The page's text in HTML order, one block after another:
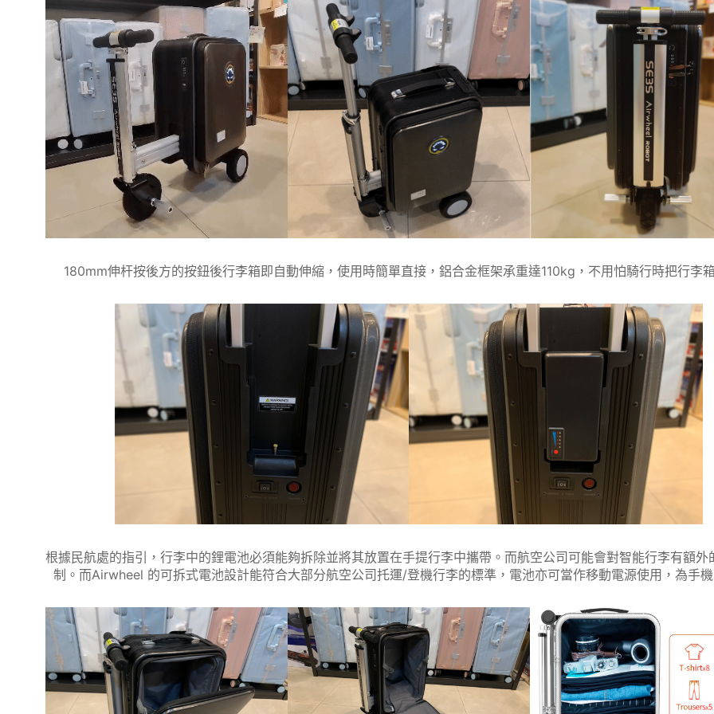
180mm伸杆按後方的按鈕後行李箱即自動伸縮，使用時簡單直接，鋁合金框架承重達110kg，不用怕騎行時把行李
根據民航處的指引，行李中的鋰電池必須能夠拆除並將其放置在手提行李中攜帶。而航空公司可能會對智能行李有額外
制。而Airwheel 的可拆式電池設計能符合大部分航空公司托運/登機行李的標準，電池亦可當作移動電源使用，為手